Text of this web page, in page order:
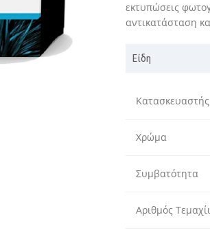
εκτυπώσεις
αντικατάσταση
Είδη
Κατασκευαστής
Χρώμα
Συμβατότητα
Αριθμός